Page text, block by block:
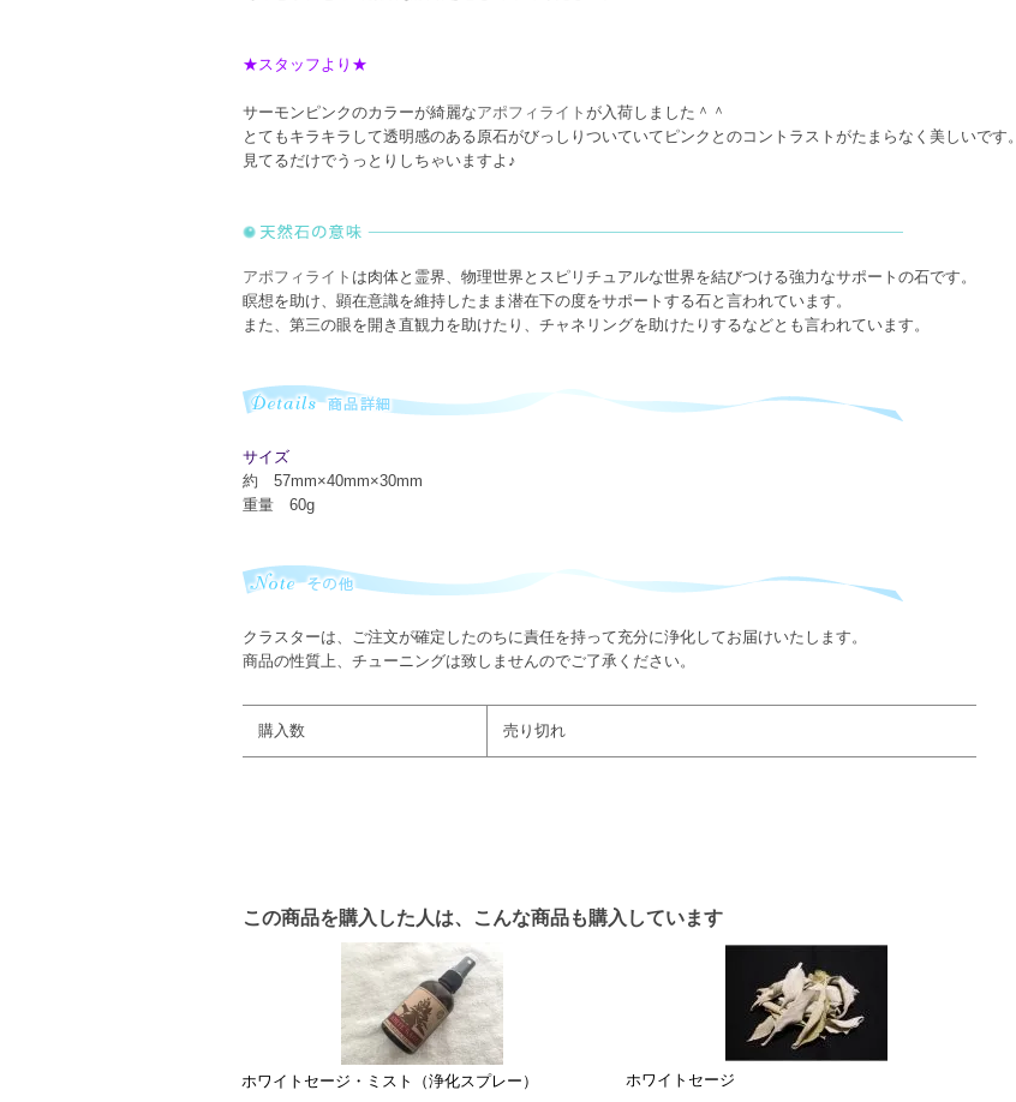
★スタッフより★
サーモンピンクのカラーが綺麗なアポフィライト が入荷しました＾＾
とてもキラキラして透明感のある原石がびっしりついていてピンクとのコントラストがたまらなく美しいです。
見てるだけでうっとりしちゃいますよ♪
アポフィライト は肉体と霊界、物理世界とスピリチュアルな世界を結びつける強力なサポートの石です。
瞑想を助け、顕在意識を維持したまま潜在下の度をサポートする石と言われています。
また、第三の眼を開き直観力を助けたり、チャネリングを助けたりするなどとも言われています。
サイズ
約 57mm×40mm×30mm
重量 60g
クラスターは、ご注文が確定したのちに責任を持って充分に浄化してお届けいたします。
商品の性質上、チューニングは致しませんのでご了承ください。
購入数 売り切れ
この商品を購入した人は、こんな商品も購入しています
ホワイトセージ・ミスト（浄化スプレー） ホワイトセージ